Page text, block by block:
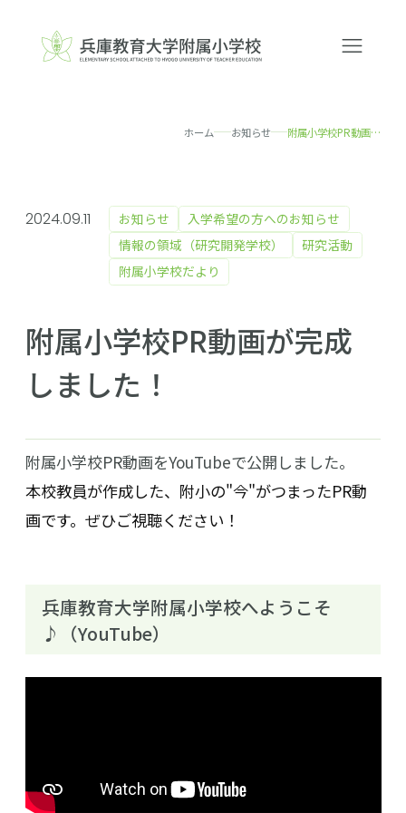
ホーム お知らせ 附属小学校PR動画が完成しました！
附属小学校PR動画が完成
しました！
2024.09.11 お知らせ
入学希望の方へのお知らせ
情報の領域（研究開発学校）
研究活動
附属小学校だより
附属小学校PR動画をYouTubeで公開しました。
本校教員が作成した、附小の"今"がつまったPR動
画です。ぜひご視聴ください！
兵庫教育大学附属小学校へようこそ
♪（YouTube）